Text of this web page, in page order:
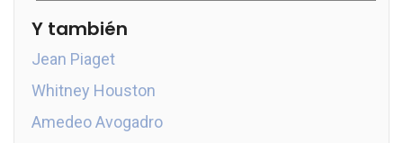
Y también
Jean Piaget
Whitney Houston
Amedeo Avogadro